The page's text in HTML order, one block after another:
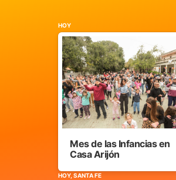
HOY
Mes de las Infancias en
Casa Arijón
HOY, SANTA FE